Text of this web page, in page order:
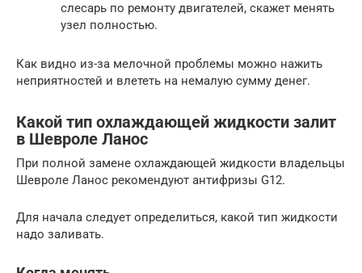
слесарь по ремонту двигателей, скажет менять
узел полностью.
Как видно из-за мелочной проблемы можно нажить
неприятностей и влететь на немалую сумму денег.
Какой тип охлаждающей жидкости залит
в Шевроле Ланос
При полной замене охлаждающей жидкости владельцы
Шевроле Ланос рекомендуют антифризы G12.
Для начала следует определиться, какой тип жидкости
надо заливать.